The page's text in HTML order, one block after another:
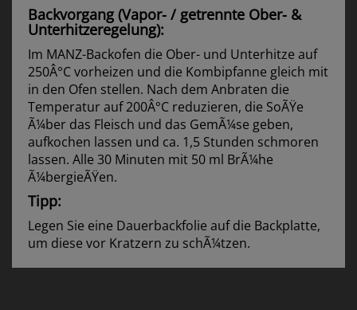
Backvorgang (Vapor- / getrennte Ober- &
Unterhitzeregelung):
Im MANZ-Backofen die Ober- und Unterhitze auf
250Â°C vorheizen und die Kombipfanne gleich mit
in den Ofen stellen. Nach dem Anbraten die
Temperatur auf 200Â°C reduzieren, die SoÃŸe
Ã¼ber das Fleisch und das GemÃ¼se geben,
aufkochen lassen und ca. 1,5 Stunden schmoren
lassen. Alle 30 Minuten mit 50 ml BrÃ¼he
Ã¼bergieÃŸen.
Tipp:
Legen Sie eine Dauerbackfolie auf die Backplatte,
um diese vor Kratzern zu schÃ¼tzen.